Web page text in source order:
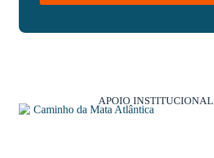
APOIO INSTITUCIONAL